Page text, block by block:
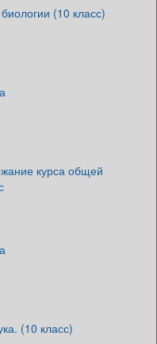
(10 класс)
курса общей
(10 класс)